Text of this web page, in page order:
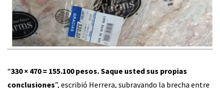
“330 × 470 = 155.100 pesos. Saque usted sus propias
conclusiones”, escribió Herrera, subrayando la brecha entre